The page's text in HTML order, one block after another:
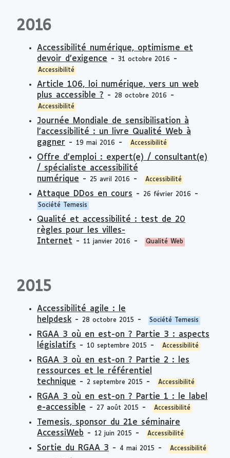
2016
Accessibilité numérique, optimisme et
devoir d’exigence - 31 octobre 2016 -
Accessibilité
Article 106, loi numérique, vers un web
plus accessible ? - 28 octobre 2016 -
Accessibilité
Journée Mondiale de sensibilisation à
l'accessibilité : un livre Qualité Web à
gagner - 19 mai 2016 - Accessibilité
Offre d'emploi : expert(e) / consultant(e)
/ spécialiste accessibilité
numérique - 25 avril 2016 - Accessibilité
Attaque DDos en cours - 26 février 2016 -
Société Temesis
Qualité et accessibilité : test de 20
règles pour les villes-
Internet - 11 janvier 2016 - Qualité Web
2015
Accessibilité agile : le
helpdesk - 28 octobre 2015 - Société Temesis
RGAA 3 où en est-on ? Partie 3 : aspects
législatifs - 10 septembre 2015 - Accessibilité
RGAA 3 où en est-on ? Partie 2 : les
ressources et le référentiel
technique - 2 septembre 2015 - Accessibilité
RGAA 3 où en est-on ? Partie 1 : le label
e-accessible - 27 août 2015 - Accessibilité
Temesis, sponsor du 21e séminaire
AccessiWeb - 12 juin 2015 - Accessibilité
Sortie du RGAA 3 - 4 mai 2015 - Accessibilité